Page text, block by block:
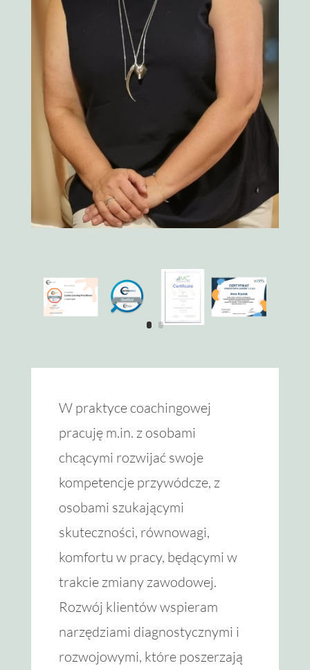
W praktyce coachingowej
pracuję m.in. z osobami
chcącymi rozwijać swoje
kompetencje przywódcze, z
osobami szukającymi
skuteczności, równowagi,
komfortu w pracy, będącymi w
trakcie zmiany zawodowej.
Rozwój klientów wspieram
narzędziami diagnostycznymi i
rozwojowymi, które poszerzają